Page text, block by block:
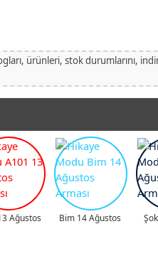
ürünleri, stok durumlarını,
Ağustos Bim 14 Ağustos